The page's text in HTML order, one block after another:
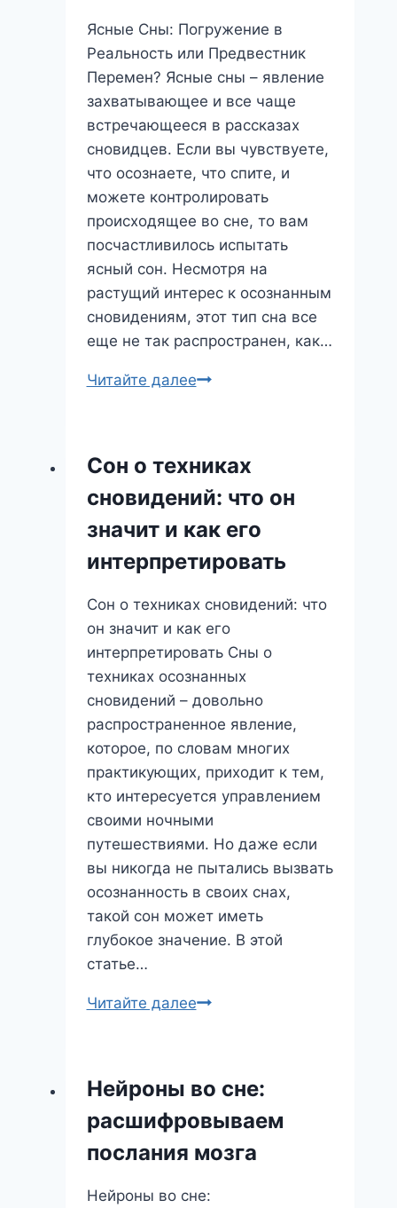
Ясные Сны: Погружение в
Реальность или Предвестник
Перемен? Ясные сны – явление
захватывающее и все чаще
встречающееся в рассказах
сновидцев. Если вы чувствуете,
что осознаете, что спите, и
можете контролировать
происходящее во сне, то вам
посчастливилось испытать
ясный сон. Несмотря на
растущий интерес к осознанным
сновидениям, этот тип сна все
еще не так распространен, как…
Читайте далееЯсные
Реальность
или
Предвестник
Сон о техниках
сновидений: что он
значит и как его
интерпретировать
Сон о техниках сновидений: что
он значит и как его
интерпретировать Сны о
техниках осознанных
сновидений – довольно
распространенное явление,
которое, по словам многих
практикующих, приходит к тем,
кто интересуется управлением
своими ночными
путешествиями. Но даже если
вы никогда не пытались вызвать
осознанность в своих снах,
такой сон может иметь
глубокое значение. В этой
статье…
Читайте далееСон
что
он
значит
как
Нейроны во сне:
расшифровываем
послания мозга
Нейроны во сне: